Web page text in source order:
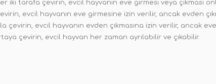
iki tarafa çevirin, evcil hayvanın eve girmesi veya çıkması
evcil hayvanın eve girmesine izin verilir, ancak evden
çevirin, evcil hayvanın evden çıkmasına izin verilir, ancak
çevirin, evcil hayvan her zaman ayrılabilir ve çıkabilir.